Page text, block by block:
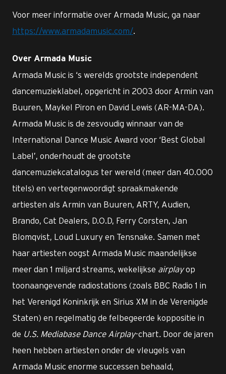
Voor meer informatie over Armada Music, ga naar
https://www.armadamusic.com/.
Over Armada Music
Armada Music is ‘s werelds grootste independent
dancemuzieklabel, opgericht in 2003 door Armin van
Buuren, Maykel Piron en David Lewis (AR-MA-DA).
Armada Music is de zesvoudig winnaar van de
International Dance Music Award voor ‘Best Global
Label’, onderhoudt de grootste
dancemuziekcatalogus ter wereld (meer dan 40.000
titels) en vertegenwoordigt spraakmakende
artiesten als Armin van Buuren, ARTY, Audien,
Brando, Cat Dealers, D.O.D, Ferry Corsten, Jan
Blomqvist, Loud Luxury en Tensnake. Samen met
haar artiesten oogst Armada Music maandelijkse
meer dan 1 miljard streams, wekelijkse airplayop
toonaangevende radiostations (zoals BBC Radio 1 in
het Verenigd Koninkrijk en Sirius XM in de Verenigde
Staten) en regelmatig de felbegeerde koppositie in
de U.S. Mediabase Dance Airplay­-chart. Door de jaren
heen hebben artiesten onder de vleugels van
Armada Music enorme successen behaald,